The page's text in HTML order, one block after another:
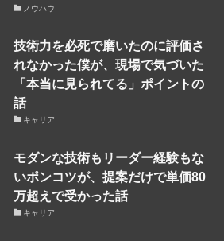
ノウハウ
技術力を必死で磨いたのに評価さ
れなかった僕が、現場で気づいた
「本当に見られてる」ポイントの
話
キャリア
モダンな技術もリーダー経験もな
いポンコツが、提案だけで単価80
万超えで受かった話
キャリア